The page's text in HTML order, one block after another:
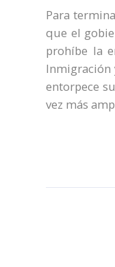
Para
que el
prohíbe la
Inmigración
entorpece
vez más